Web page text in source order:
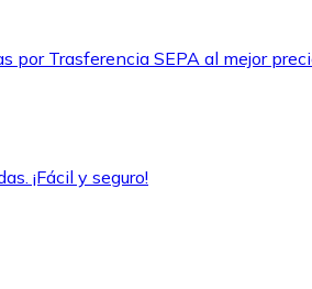
por Trasferencia SEPA al mejor
¡Fácil y seguro!